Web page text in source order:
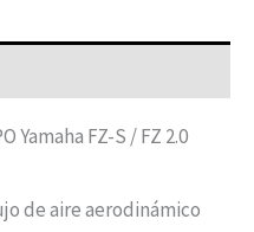
Yamaha FZ-S / FZ 2.0
de aire aerodinámico